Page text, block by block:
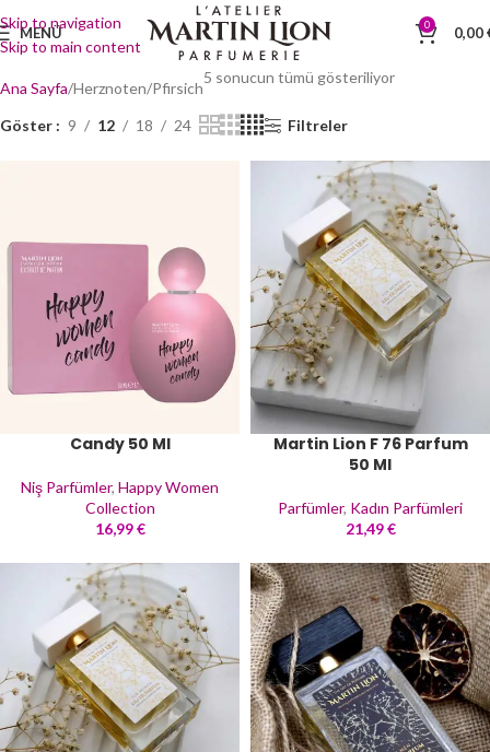
Skip to navigation
Skip to main content
MENÜ 0 0,00
Ana Sayfa Herznoten Pfirsich
5 sonucun tümü gösteriliyor
Göster 9 12 18 24 Filtreler
Candy 50 Ml
Niş Parfümler, Happy Women
Collection
16,99€
Martin Lion F 76 Parfum
50 Ml
Parfümler, Kadın Parfümleri
21,49€